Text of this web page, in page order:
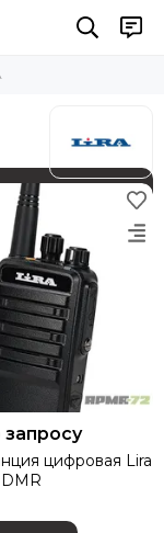
товаров
запросу
цифровая Lira